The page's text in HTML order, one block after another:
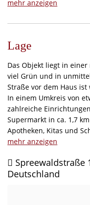
– Sauna-Haus
mehr anzeigen
Lage
Das Objekt liegt in
viel Grün und in
Straße vor dem Haus
In einem Umkreis von
zahlreiche
Supermarkt in ca. 1,7
Apotheken, Kitas und
Die Anbindung an den
direkte Verbindung
Fahrzeit zum Flughafen
mehr anzeigen
Spreewaldstraße
Deutschland